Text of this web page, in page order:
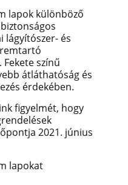
lapok különböző
lágyítószer- és
színű
átláthatóság és
érdekében.
figyelmét, hogy
2021. június
lapokat